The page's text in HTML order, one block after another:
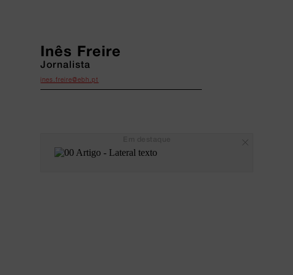
Inês Freire
Jornalista
ines.freire@ebh.pt